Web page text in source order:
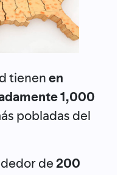
tienenen
1,000
pobladas del
de200